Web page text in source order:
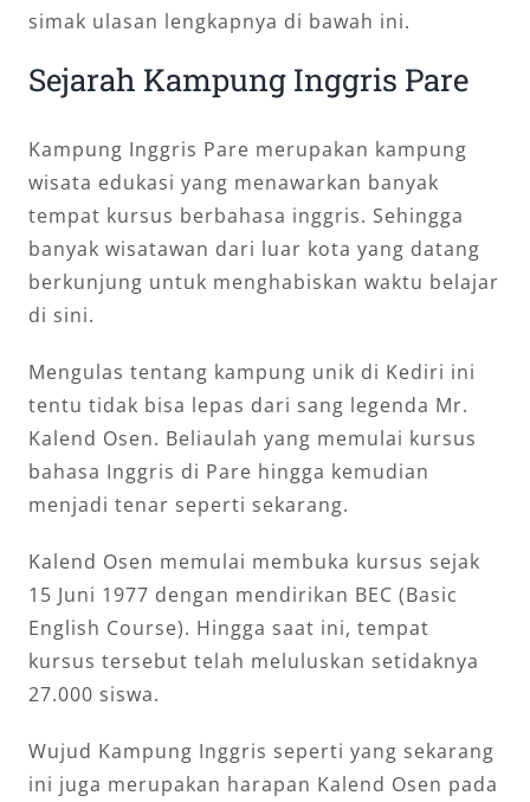
simak ulasan lengkapnya di bawah ini.
Sejarah Kampung Inggris Pare
Kampung Inggris Pare merupakan kampung
wisata edukasi yang menawarkan banyak
tempat kursus berbahasa inggris. Sehingga
banyak wisatawan dari luar kota yang datang
berkunjung untuk menghabiskan waktu belajar
di sini.
Mengulas tentang kampung unik di Kediri ini
tentu tidak bisa lepas dari sang legenda Mr.
Kalend Osen. Beliaulah yang memulai kursus
bahasa Inggris di Pare hingga kemudian
menjadi tenar seperti sekarang.
Kalend Osen memulai membuka kursus sejak
15 Juni 1977 dengan mendirikan BEC (Basic
English Course). Hingga saat ini, tempat
kursus tersebut telah meluluskan setidaknya
27.000 siswa.
Wujud Kampung Inggris seperti yang sekarang
ini juga merupakan harapan Kalend Osen pada